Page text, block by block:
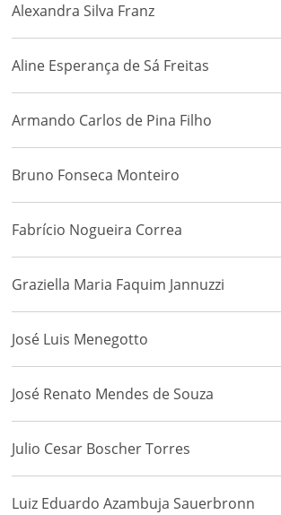
Alexandra Silva Franz
Aline Esperança de Sá Freitas
Armando Carlos de Pina Filho
Bruno Fonseca Monteiro
Fabrício Nogueira Correa
Graziella Maria Faquim Jannuzzi
José Luis Menegotto
José Renato Mendes de Souza
Julio Cesar Boscher Torres
Luiz Eduardo Azambuja Sauerbronn